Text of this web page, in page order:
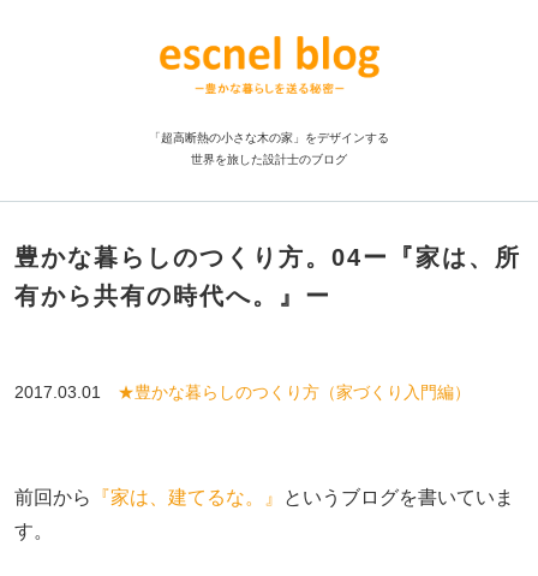
「超高断熱の小さな木の家」をデザインする
世界を旅した設計士のブログ
豊かな暮らしのつくり方。04ー『家は、所
有から共有の時代へ。』ー
2017.03.01 ★豊かな暮らしのつくり方（家づくり入門編）
前回から 『家は、建てるな。』
というブログを書いていま
す。